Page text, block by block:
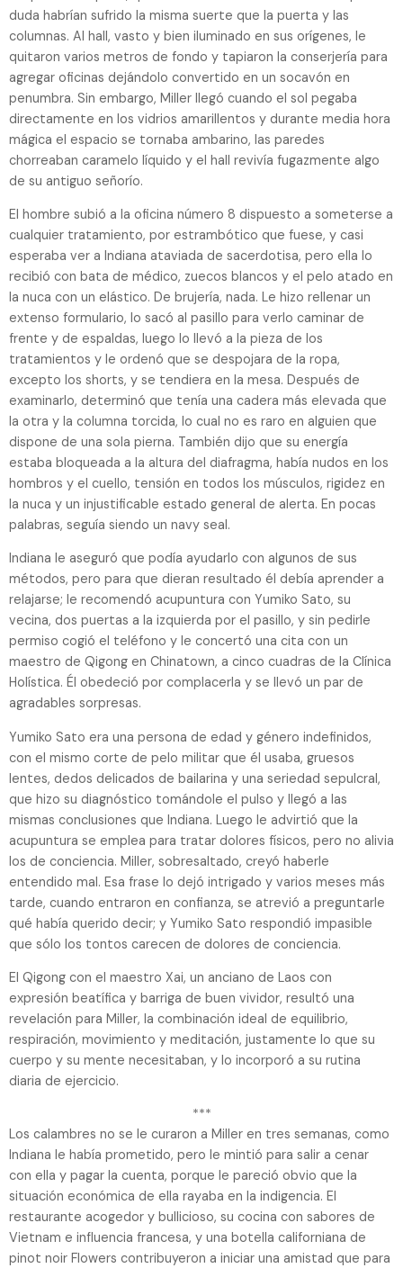
duda habrían sufrido la misma suerte que la puerta y las
columnas. Al hall, vasto y bien iluminado en sus orígenes, le
quitaron varios metros de fondo y tapiaron la conserjería para
agregar oficinas dejándolo convertido en un socavón en
penumbra. Sin embargo, Miller llegó cuando el sol pegaba
directamente en los vidrios amarillentos y durante media hora
mágica el espacio se tornaba ambarino, las paredes
chorreaban caramelo líquido y el hall revivía fugazmente algo
de su antiguo señorío.
El hombre subió a la oficina número 8 dispuesto a someterse a
cualquier tratamiento, por estrambótico que fuese, y casi
esperaba ver a Indiana ataviada de sacerdotisa, pero ella lo
recibió con bata de médico, zuecos blancos y el pelo atado en
la nuca con un elástico. De brujería, nada. Le hizo rellenar un
extenso formulario, lo sacó al pasillo para verlo caminar de
frente y de espaldas, luego lo llevó a la pieza de los
tratamientos y le ordenó que se despojara de la ropa,
excepto los shorts, y se tendiera en la mesa. Después de
examinarlo, determinó que tenía una cadera más elevada que
la otra y la columna torcida, lo cual no es raro en alguien que
dispone de una sola pierna. También dijo que su energía
estaba bloqueada a la altura del diafragma, había nudos en los
hombros y el cuello, tensión en todos los músculos, rigidez en
la nuca y un injustificable estado general de alerta. En pocas
palabras, seguía siendo un navy seal.
Indiana le aseguró que podía ayudarlo con algunos de sus
métodos, pero para que dieran resultado él debía aprender a
relajarse; le recomendó acupuntura con Yumiko Sato, su
vecina, dos puertas a la izquierda por el pasillo, y sin pedirle
permiso cogió el teléfono y le concertó una cita con un
maestro de Qigong en Chinatown, a cinco cuadras de la Clínica
Holística. Él obedeció por complacerla y se llevó un par de
agradables sorpresas.
Yumiko Sato era una persona de edad y género indefinidos,
con el mismo corte de pelo militar que él usaba, gruesos
lentes, dedos delicados de bailarina y una seriedad sepulcral,
que hizo su diagnóstico tomándole el pulso y llegó a las
mismas conclusiones que Indiana. Luego le advirtió que la
acupuntura se emplea para tratar dolores físicos, pero no alivia
los de conciencia. Miller, sobresaltado, creyó haberle
entendido mal. Esa frase lo dejó intrigado y varios meses más
tarde, cuando entraron en confianza, se atrevió a preguntarle
qué había querido decir; y Yumiko Sato respondió impasible
que sólo los tontos carecen de dolores de conciencia.
El Qigong con el maestro Xai, un anciano de Laos con
expresión beatífica y barriga de buen vividor, resultó una
revelación para Miller, la combinación ideal de equilibrio,
respiración, movimiento y meditación, justamente lo que su
cuerpo y su mente necesitaban, y lo incorporó a su rutina
diaria de ejercicio.
***
Los calambres no se le curaron a Miller en tres semanas, como
Indiana le había prometido, pero le mintió para salir a cenar
con ella y pagar la cuenta, porque le pareció obvio que la
situación económica de ella rayaba en la indigencia. El
restaurante acogedor y bullicioso, su cocina con sabores de
Vietnam e influencia francesa, y una botella californiana de
pinot noir Flowers contribuyeron a iniciar una amistad que para